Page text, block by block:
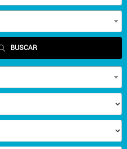
BUSCAR